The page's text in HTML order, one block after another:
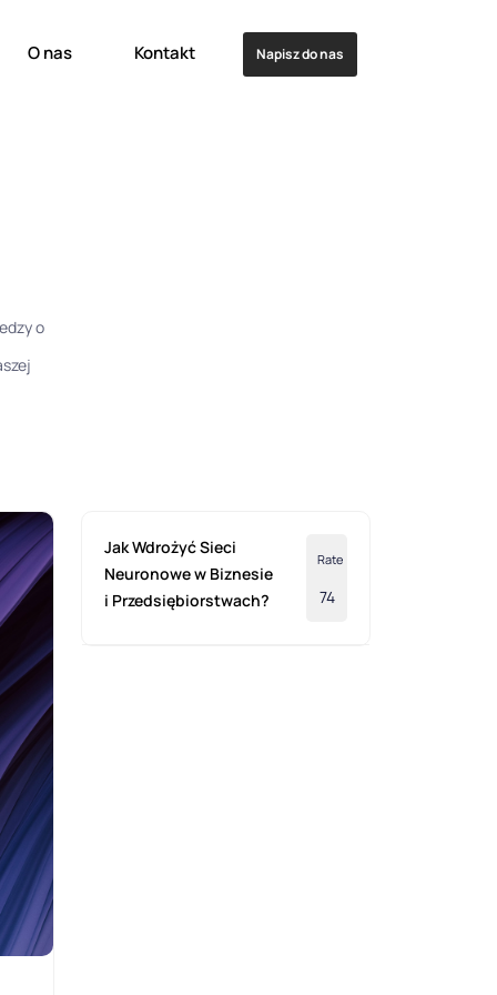
O nas Kontakt Napisz do nas
o
Jak Wdrożyć Sieci
Neuronowe w Biznesie
i Przedsiębiorstwach?
Rate
74